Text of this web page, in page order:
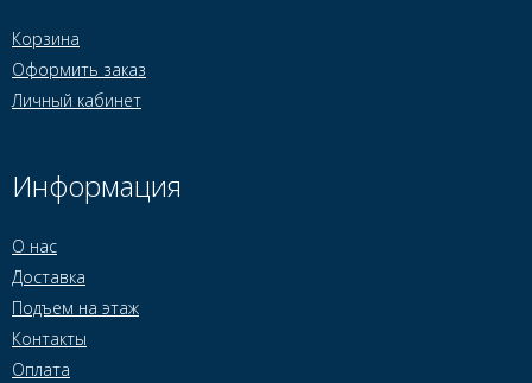
Корзина
Оформить заказ
Личный кабинет
Информация
О нас
Доставка
Подъем на этаж
Контакты
Оплата